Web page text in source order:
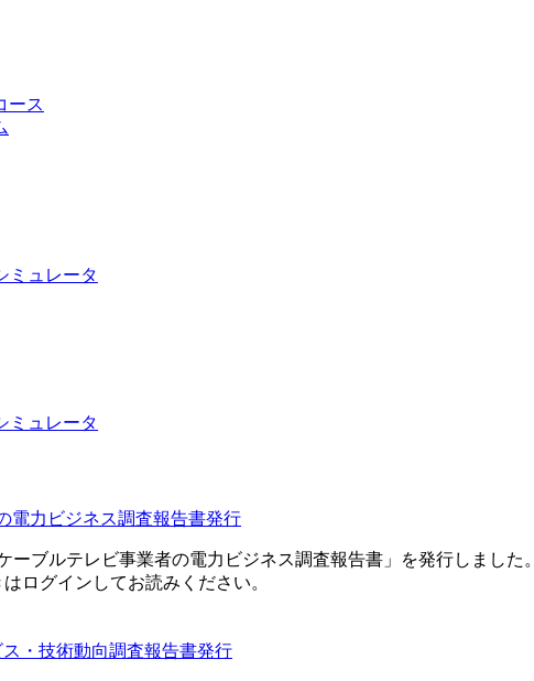
ース
ミュレータ
ミュレータ
電力ビジネス調査報告書発行
ーブルテレビ事業者の電力ビジネス調査報告書」を発行しました。
ログインしてお読みください。
・技術動向調査報告書発行